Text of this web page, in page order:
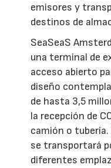
emisores y
destinos de
SeaSeaS
una terminal de
acceso abierto
diseño
de hasta 3,5
la recepción de
camión o tubería.
se transportará
diferentes